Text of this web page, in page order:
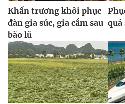
Khẩn trương khôi phục
đàn gia súc, gia cầm sau
bão lũ
quả